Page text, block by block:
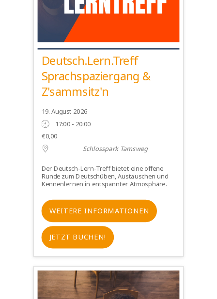
Deutsch.Lern.Treff
Sprachspaziergang &
Z'sammsitz'n
19. August 2026
17:00 - 20:00
€0,00
Schlosspark Tamsweg
Der Deutsch-Lern-Treff bietet eine offene
Runde zum Deutschüben, Austauschen und
Kennenlernen in entspannter Atmosphäre.
WEITERE INFORMATIONEN
JETZT BUCHEN!